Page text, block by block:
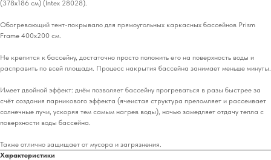
(378x186 см) (Intex 28028).
Обогревающий тент-покрывало для прямоугольных каркасных бассейнов Prism
Frame 400x200 см.
Не крепится к бассейну, достаточно просто положить его на поверхность воды и
расправить по всей площади. Процесс накрытия бассейна занимает меньше минуты.
Имеет двойной эффект: днём позволяет бассейну прогреваться в разы быстрее за
счёт создания парникового эффекта (ячеистая структура преломляет и рассеивает
солнечные лучи, ускоряя тем самым нагрев воды), ночью замедляет отдачу тепла с
поверхности воды бассейна.
Также отлично защищает от мусора и загрязнения.
Характеристики